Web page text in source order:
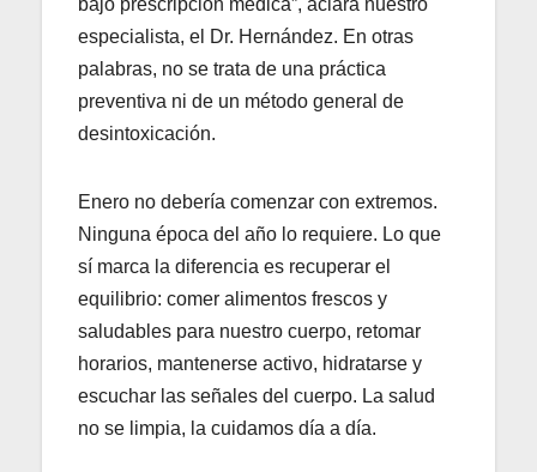
especialista, el Dr. Hernández. En otras
palabras, no se trata de una práctica
preventiva ni de un método general de
desintoxicación.
Enero no debería comenzar con extremos.
Ninguna época del año lo requiere. Lo que
sí marca la diferencia es recuperar el
equilibrio: comer alimentos frescos y
saludables para nuestro cuerpo, retomar
horarios, mantenerse activo, hidratarse y
escuchar las señales del cuerpo. La salud
no se limpia, la cuidamos día a día.